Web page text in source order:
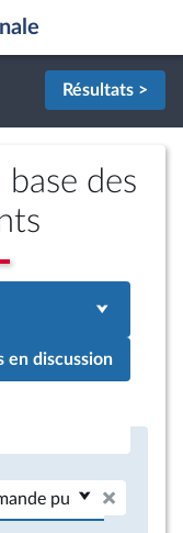
Résultats >
base des
en discussion